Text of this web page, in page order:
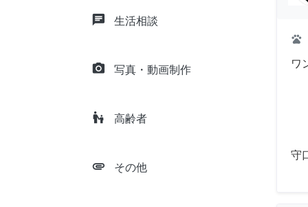
chat 生活相談
camera_alt 写真・動画制作
escalator_warning 高齢者
attachment その他
pets
ワ
守